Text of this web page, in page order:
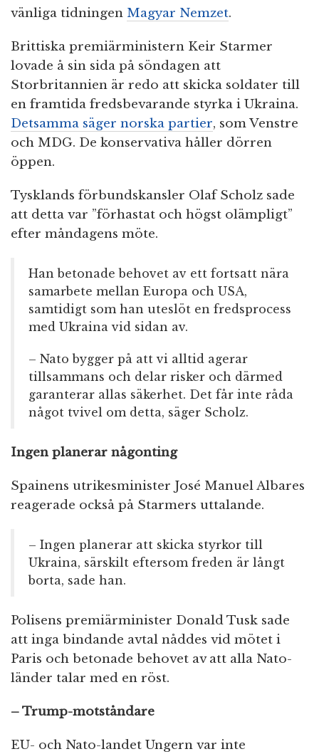
vänliga tidningen Magyar Nemzet.
Brittiska premiärministern Keir Starmer
lovade å sin sida på söndagen att
Storbritannien är redo att skicka soldater till
en framtida fredsbevarande styrka i Ukraina.
Detsamma säger norska partier, som Venstre
och MDG. De konservativa håller dörren
öppen.
Tysklands förbundskansler Olaf Scholz sade
att detta var ”förhastat och högst olämpligt”
efter måndagens möte.
Han betonade behovet av ett fortsatt nära
samarbete mellan Europa och USA,
samtidigt som han uteslöt en fredsprocess
med Ukraina vid sidan av.
– Nato bygger på att vi alltid agerar
tillsammans och delar risker och därmed
garanterar allas säkerhet. Det får inte råda
något tvivel om detta, säger Scholz.
Ingen planerar någonting
Spainens utrikesminister José Manuel Albares
reagerade också på Starmers uttalande.
– Ingen planerar att skicka styrkor till
Ukraina, särskilt eftersom freden är långt
borta, sade han.
Polisens premiärminister Donald Tusk sade
att inga bindande avtal nåddes vid mötet i
Paris och betonade behovet av att alla Nato-
länder talar med en röst.
– Trump-motståndare
EU- och Nato-landet Ungern var inte